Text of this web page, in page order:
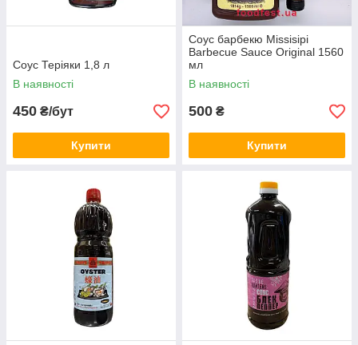
Соус Теріяки 1,8 л
В наявності
450 ₴/бут
Купити
Соус барбекю Missisipi
Barbecue Sauce Original 1560
мл
В наявності
500 ₴
Купити